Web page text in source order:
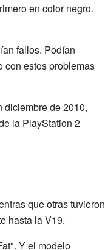
en color negro.
fallos. Podían
con estos problemas
diciembre de 2010,
la PlayStation 2
que otras tuvieron
hasta la V19.
Y el modelo